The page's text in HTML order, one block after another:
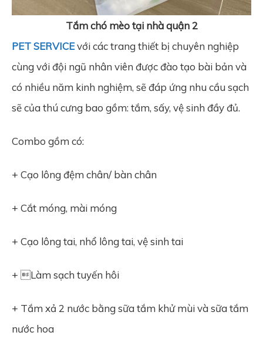
Tắm chó mèo tại nhà quận 2
PET SERVICEvới các trang thiết bị chuyên nghiệp
cùng với đội ngũ nhân viên được đào tạo bài bản và
có nhiều năm kinh nghiệm, sẽ đáp ứng nhu cầu sạch
sẽ của thú cưng bao gồm: tắm, sấy, vệ sinh đầy đủ.
Combo gồm có:
+ Cạo lông đệm chân/ bàn chân
+ Cắt móng, mài móng
+ Cạo lông tai, nhổ lông tai, vệ sinh tai
+ Làm sạch tuyến hôi
+ Tắm xả 2 nước bằng sữa tắm khử mùi và sữa tắm
nước hoa